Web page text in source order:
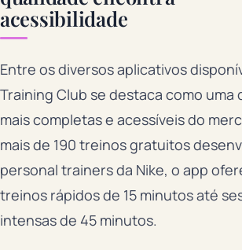
acessibilidade
Entre os diversos aplicativos
Training Club se destaca como uma
mais completas e acessíveis do
mais de 190 treinos gratuitos
personal trainers da Nike, o app
treinos rápidos de 15 minutos até
intensas de 45 minutos.